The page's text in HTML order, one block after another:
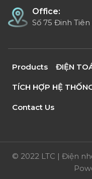
Office:
Số 75 Đinh
Products ĐIỆN
TÍCH HỢP HỆ
Contact Us
© 2022 LTC | Điện